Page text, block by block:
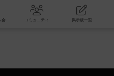
ボードゲーム会 コミュニティ